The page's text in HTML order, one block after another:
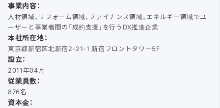
事業内容：
人材領域、リフォーム領域、ファイナンス領域、エネルギー領域でユ
ーザーと事業者間の「成約支援」を行うDX推進企業
本社所在地：
東京都新宿区北新宿2-21-1 新宿フロントタワー5F
設立：
2011年04月
従業員数：
876名
資本金：